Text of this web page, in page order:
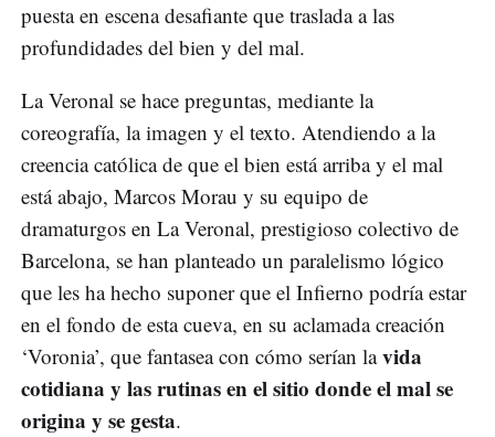
puesta en escena desafiante que traslada a las
profundidades del bien y del mal.
La Veronal se hace preguntas, mediante la
coreografía, la imagen y el texto. Atendiendo a la
creencia católica de que el bien está arriba y el mal
está abajo, Marcos Morau y su equipo de
dramaturgos en La Veronal, prestigioso colectivo de
Barcelona, se han planteado un paralelismo lógico
que les ha hecho suponer que el Infierno podría estar
en el fondo de esta cueva, en su aclamada creación
‘Voronia’, que fantasea con cómo serían lavida
cotidiana y las rutinas en el sitio donde el mal se
origina y se gesta.